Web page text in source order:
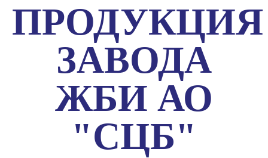
ПРОДУКЦИЯ
ЗАВОДА
ЖБИ АО
"СЦБ"